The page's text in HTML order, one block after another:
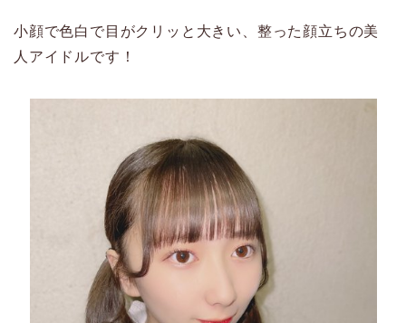
小顔で色白で目がクリッと大きい、整った顔立ちの美
人アイドルです！